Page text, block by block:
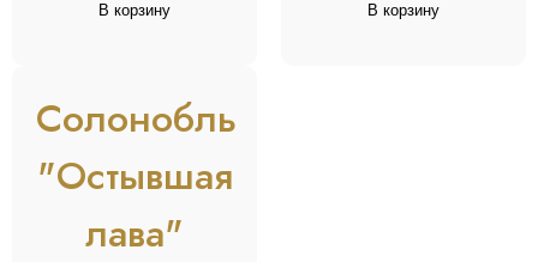
В корзину В корзину
Солонобль
"Остывшая
лава"